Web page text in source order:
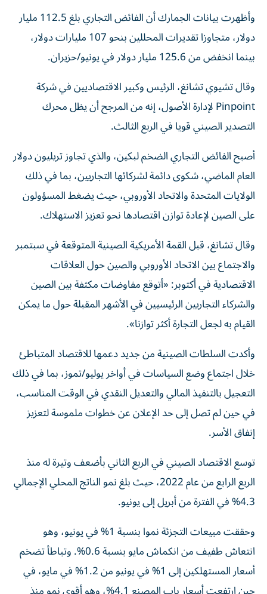
وأظهرت بيانات الجمارك أن الفائض التجاري بلغ 112.5 مليار
دولار، متجاوزا تقديرات المحللين بنحو 107 مليارات دولار،
بينما انخفض من 125.6 مليار دولار في يونيو/حزيران.
وقال تشيوي تشانغ، الرئيس وكبير الاقتصاديين في شركة
Pinpoint لإدارة الأصول، إنه من المرجح أن يظل محرك
التصدير الصيني قويا في الربع الثالث.
أصبح الفائض التجاري الضخم لبكين، والذي تجاوز تريليون دولار
العام الماضي، شكوى دائمة لشركائها التجاريين، بما في ذلك
الولايات المتحدة والاتحاد الأوروبي، حيث يضغط المسؤولون
على الصين لإعادة توازن اقتصادها نحو تعزيز الاستهلاك.
وقال تشانغ، قبل القمة الأمريكية الصينية المتوقعة في سبتمبر
والاجتماع بين الاتحاد الأوروبي والصين حول العلاقات
الاقتصادية في أكتوبر: «أتوقع مفاوضات مكثفة بين الصين
والشركاء التجاريين الرئيسيين في الأشهر المقبلة حول ما يمكن
القيام به لجعل التجارة أكثر توازنا».
وأكدت السلطات الصينية من جديد دعمها للاقتصاد المتباطئ
خلال اجتماع وضع السياسات في أواخر يوليو/تموز، بما في ذلك
التعجيل بالتنفيذ المالي والتعديل النقدي في الوقت المناسب،
في حين لم تصل إلى حد الإعلان عن خطوات ملموسة لتعزيز
إنفاق الأسر.
توسع الاقتصاد الصيني في الربع الثاني بأضعف وتيرة له منذ
الربع الرابع من عام 2022، حيث بلغ نمو الناتج المحلي الإجمالي
4.3% في الفترة من أبريل إلى يونيو.
وحققت مبيعات التجزئة نموا بنسبة 1% في يونيو، وهو
انتعاش طفيف من انكماش مايو بنسبة 0.6%. وتباطأ تضخم
أسعار المستهلكين إلى 1% في يونيو من 1.2% في مايو، في